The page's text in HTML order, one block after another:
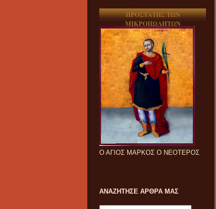
ΠΡΟΣΤΑΤΗΣ ΤΩΝ
ΜΙΚΡΟΠΩΛΗΤΩΝ
Ο ΑΓΙΟΣ ΜΑΡΚΟΣ Ο ΝΕΟΤΕΡΟΣ
ΑΝΑΖΗΤΗΣΕ ΑΡΘΡΑ ΜΑΣ